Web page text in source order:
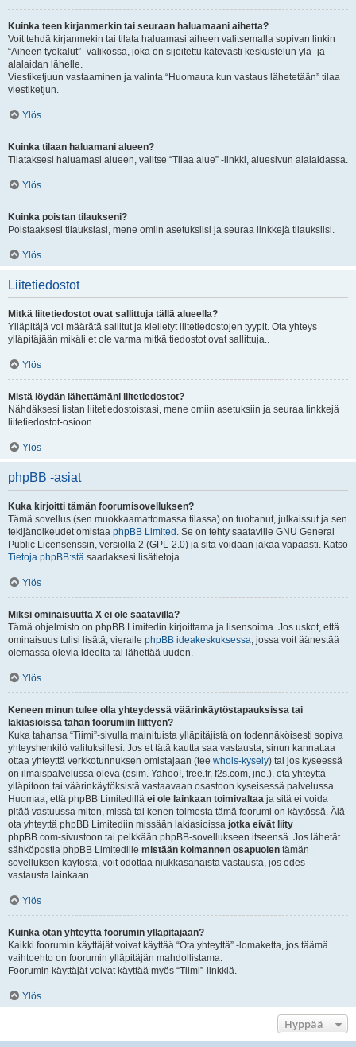
Kuinka teen kirjanmerkin tai seuraan haluamaani aihetta?
Voit tehdä kirjanmekin tai tilata haluamasi aiheen valitsemalla sopivan linkin
“Aiheen työkalut” -valikossa, joka on sijoitettu kätevästi keskustelun ylä- ja
alalaidan lähelle.
Viestiketjuun vastaaminen ja valinta “Huomauta kun vastaus lähetetään” tilaa
viestiketjun.
Ylös
Kuinka tilaan haluamani alueen?
Tilataksesi haluamasi alueen, valitse “Tilaa alue” -linkki, aluesivun alalaidassa.
Ylös
Kuinka poistan tilaukseni?
Poistaaksesi tilauksiasi, mene omiin asetuksiisi ja seuraa linkkejä tilauksiisi.
Ylös
Liitetiedostot
Mitkä liitetiedostot ovat sallittuja tällä alueella?
Ylläpitäjä voi määrätä sallitut ja kielletyt liitetiedostojen tyypit. Ota yhteys
ylläpitäjään mikäli et ole varma mitkä tiedostot ovat sallittuja..
Ylös
Mistä löydän lähettämäni liitetiedostot?
Nähdäksesi listan liitetiedostoistasi, mene omiin asetuksiin ja seuraa linkkejä
liitetiedostot-osioon.
Ylös
phpBB -asiat
Kuka kirjoitti tämän foorumisovelluksen?
Tämä sovellus (sen muokkaamattomassa tilassa) on tuottanut, julkaissut ja sen
tekijänoikeudet omistaa phpBB Limited . Se on tehty saataville GNU General
Public Licensenssin, versiolla 2 (GPL-2.0) ja sitä voidaan jakaa vapaasti. Katso
Tietoja phpBB:stä saadaksesi lisätietoja.
Ylös
Miksi ominaisuutta X ei ole saatavilla?
Tämä ohjelmisto on phpBB Limitedin kirjoittama ja lisensoima. Jos uskot, että
ominaisuus tulisi lisätä, vieraile phpBB ideakeskuksessa, jossa voit äänestää
olemassa olevia ideoita tai lähettää uuden.
Ylös
Keneen minun tulee olla yhteydessä väärinkäytöstapauksissa tai
lakiasioissa tähän foorumiin liittyen?
Kuka tahansa “Tiimi”-sivulla mainituista ylläpitäjistä on todennäköisesti sopiva
yhteyshenkilö valituksillesi. Jos et tätä kautta saa vastausta, sinun kannattaa
ottaa yhteyttä verkkotunnuksen omistajaan (tee whois-kysely) tai jos kyseessä
on ilmaispalvelussa oleva (esim. Yahoo!, free.fr, f2s.com, jne.), ota yhteyttä
ylläpitoon tai väärinkäytöksistä vastaavaan osastoon kyseisessä palvelussa.
Huomaa, että phpBB Limitedillä ei ole lainkaan toimivaltaa ja sitä ei voida
pitää vastuussa miten, missä tai kenen toimesta tämä foorumi on käytössä. Älä
ota yhteyttä phpBB Limitediin missään lakiasioissa jotka eivät liity
phpBB.com-sivustoon tai pelkkään phpBB-sovellukseen itseensä. Jos lähetät
sähköpostia phpBB Limitedille mistään kolmannen osapuolen tämän
sovelluksen käytöstä, voit odottaa niukkasanaista vastausta, jos edes
vastausta lainkaan.
Ylös
Kuinka otan yhteyttä foorumin ylläpitäjään?
Kaikki foorumin käyttäjät voivat käyttää “Ota yhteyttä” -lomaketta, jos täämä
vaihtoehto on foorumin ylläpitäjän mahdollistama.
Foorumin käyttäjät voivat käyttää myös “Tiimi”-linkkiä.
Ylös
Hyppää